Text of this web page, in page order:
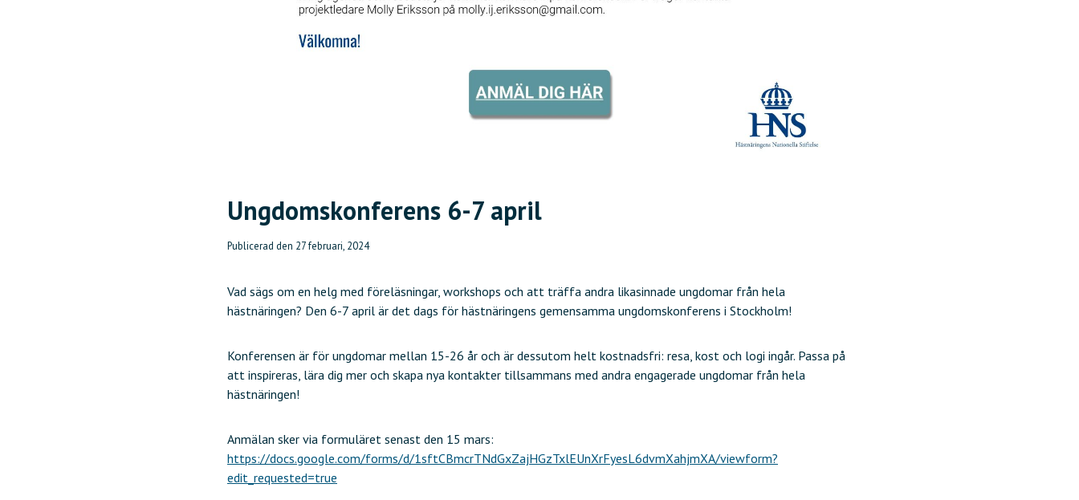
Ungdomskonferens 6-7 april
Publicerad den 27 februari, 2024
Vad sägs om en helg med föreläsningar, workshops och att träffa andra likasinnade ungdomar från hela
hästnäringen? Den 6-7 april är det dags för hästnäringens gemensamma ungdomskonferens i Stockholm!
Konferensen är för ungdomar mellan 15-26 år och är dessutom helt kostnadsfri: resa, kost och logi ingår. Passa på
att inspireras, lära dig mer och skapa nya kontakter tillsammans med andra engagerade ungdomar från hela
hästnäringen!
Anmälan sker via formuläret senast den 15 mars:
https://docs.google.com/forms/d/1sftCBmcrTNdGxZajHGzTxlEUnXrFyesL6dvmXahjmXA/viewform?
edit_requested=true